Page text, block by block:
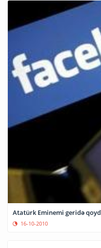
Atatürk Eminemi geridə
16-10-2010